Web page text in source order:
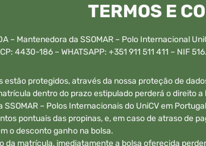
TERMOS E
– Mantenedora da SSOMAR – Polo Internacional
4430-186 – WHATSAPP: +351 911 511 411 – NIF
estão protegidos, através da nossa proteção de
dentro do prazo estipulado perderá o direito
– Polos Internacionais do UniCV em
pontuais das propinas, e, em caso de atraso de
o desconto ganho na bolsa.
da matrícula, imediatamente a bolsa oferecida